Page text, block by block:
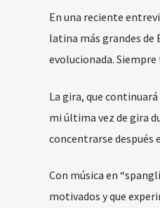
En una reciente
latina más grandes de
evolucionada.
La gira, que
mi última vez de gira
concentrarse después
Con música en
motivados y que